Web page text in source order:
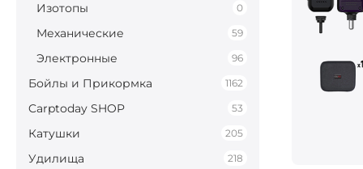
Изотопы 0
Механические 59
Электронные 96
Бойлы и Прикормка 1162
Carptoday SHOP 53
Катушки 205
Удилища 218